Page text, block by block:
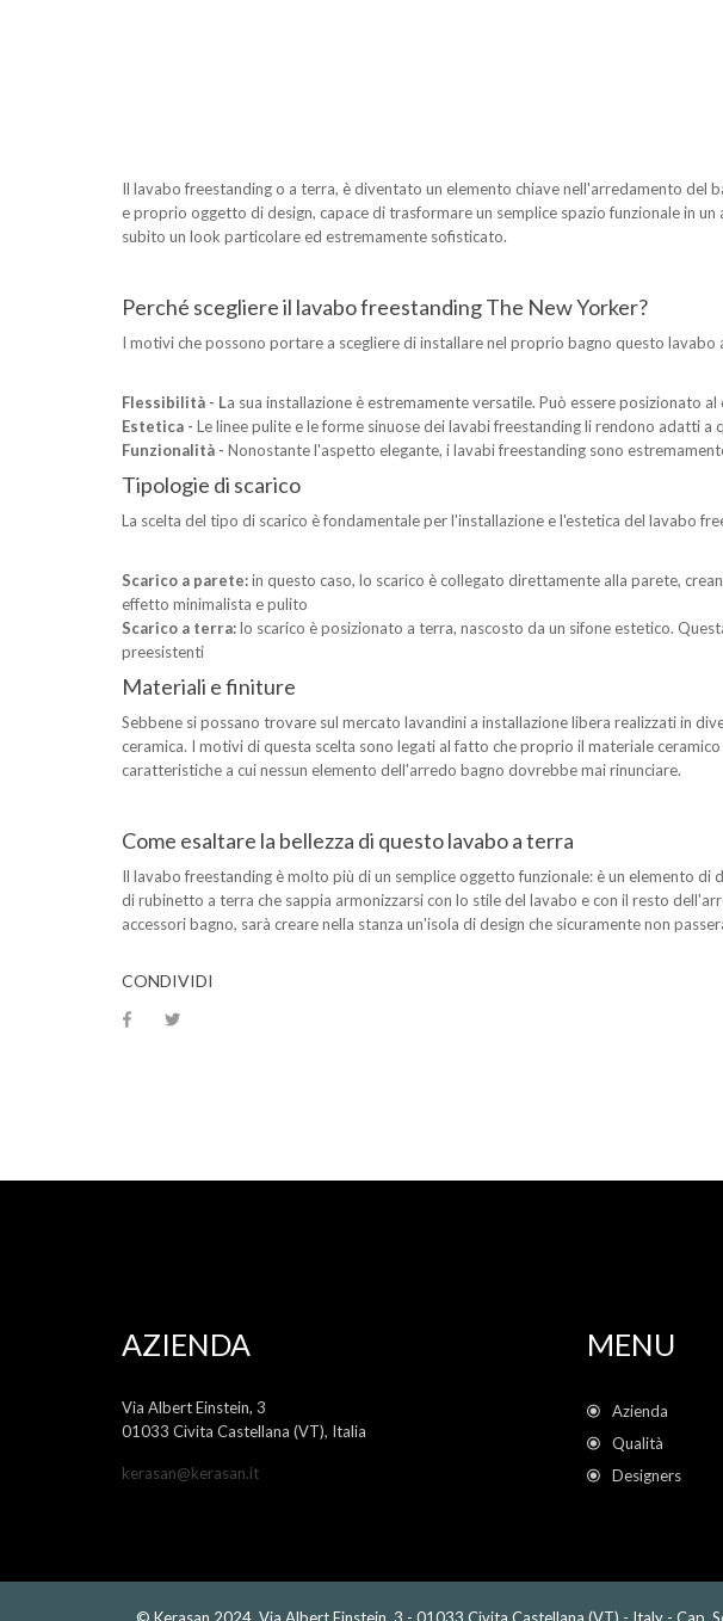
Il lavabo freestanding o a terra, è diventato un elemento chiave nell'arredamento del
e proprio oggetto di design, capace di trasformare un semplice spazio funzionale in
subito un look particolare ed estremamente sofisticato.
Perché scegliere il lavabo freestanding The New Yorker?
I motivi che possono portare a scegliere di installare nel proprio bagno questo
Flessibilità - La sua installazione è estremamente versatile. Può essere posizionato
Estetica - Le linee pulite e le forme sinuose dei lavabi freestanding li rendono adatti
Funzionalità - Nonostante l'aspetto elegante, i lavabi freestanding sono
Tipologie di scarico
La scelta del tipo di scarico è fondamentale per l'installazione e l'estetica del lavabo
Scarico a parete:in questo caso, lo scarico è collegato direttamente alla parete,
effetto minimalista e pulito
Scarico a terra:lo scarico è posizionato a terra, nascosto da un sifone estetico.
preesistenti
Materiali e finiture
Sebbene si possano trovare sul mercato lavandini a installazione libera realizzati in
ceramica. I motivi di questa scelta sono legati al fatto che proprio il materiale
caratteristiche a cui nessun elemento dell'arredo bagno dovrebbe mai rinunciare.
Come esaltare la bellezza di questo lavabo a terra
Il lavabo freestanding è molto più di un semplice oggetto funzionale: è un elemento
di rubinetto a terra che sappia armonizzarsi con lo stile del lavabo e con il resto
accessori bagno, sarà creare nella stanza un'isola di design che sicuramente non
CONDIVIDI
AZIENDA
Via Albert Einstein, 3
01033 Civita Castellana (VT), Italia
kerasan@kerasan.it
MENU
Azienda
Qualità
Designers